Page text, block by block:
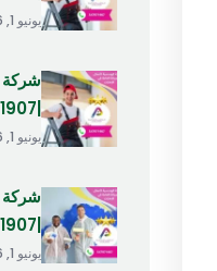
يونيو 1, 2026
شركة
يونيو 1, 2026
شركة
يونيو 1, 2026